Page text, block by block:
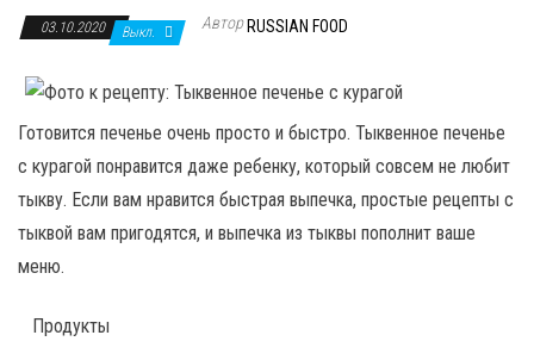
03.10.2020 Выкл. Автор RUSSIAN FOOD
Готовится печенье очень просто и быстро. Тыквенное печенье
с курагой понравится даже ребенку, который совсем не любит
тыкву. Если вам нравится быстрая выпечка, простые рецепты с
тыквой вам пригодятся, и выпечка из тыквы пополнит ваше
меню.
Продукты